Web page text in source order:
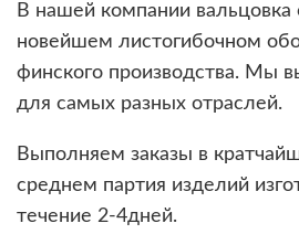
В нашей компании вальцовка
новейшем листогибочном
финского производства. Мы
для самых разных отраслей.
Выполняем заказы в
среднем партия изделий
течение 2-4дней.